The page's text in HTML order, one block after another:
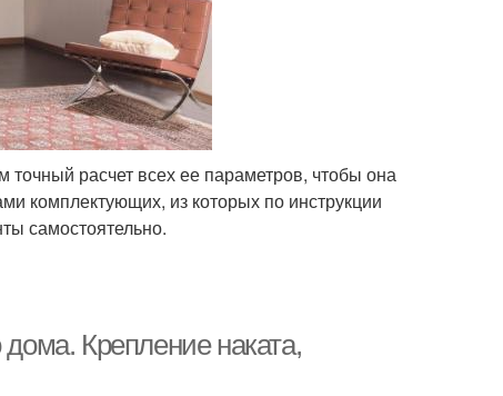
точный расчет всех ее параметров, чтобы она
комплектующих, из которых по инструкции
самостоятельно.
дома. Крепление наката,